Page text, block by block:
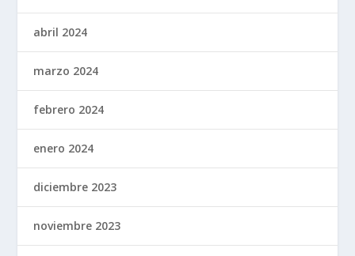
abril 2024
marzo 2024
febrero 2024
enero 2024
diciembre 2023
noviembre 2023